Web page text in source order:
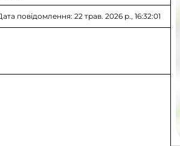
повідомлення: 22 трав. 2026 р., 16:32:01